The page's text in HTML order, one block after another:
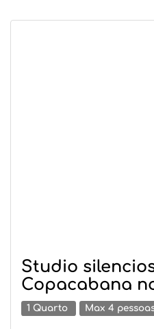
Studio
Copacabana
1 Quarto Max 4